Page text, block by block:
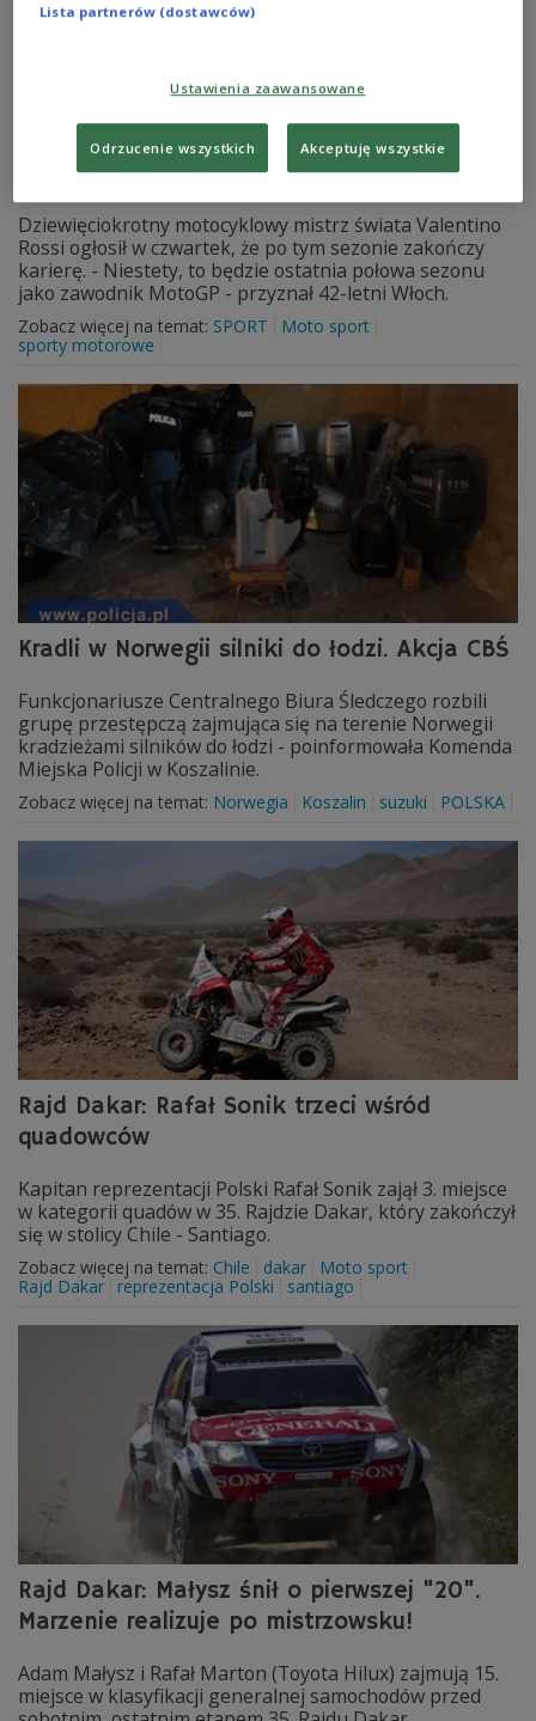
MotoGP: Valentino Rossi mówi "pas". To
ostatni sezon legendy
Dziewięciokrotny motocyklowy mistrz świata Valentino
Rossi ogłosił w czwartek, że po tym sezonie zakończy
karierę. - Niestety, to będzie ostatnia połowa sezonu
jako zawodnik MotoGP - przyznał 42-letni Włoch.
Zobacz więcej na temat: SPORT
Moto sport
sporty motorowe
Kradli w Norwegii silniki do łodzi. Akcja CBŚ
Funkcjonariusze Centralnego Biura Śledczego rozbili
grupę przestępczą zajmująca się na terenie Norwegii
kradzieżami silników do łodzi - poinformowała Komenda
Miejska Policji w Koszalinie.
Zobacz więcej na temat: Norwegia Koszalin suzuki POLSKA
Rajd Dakar: Rafał Sonik trzeci wśród
quadowców
Kapitan reprezentacji Polski Rafał Sonik zajął 3. miejsce
w kategorii quadów w 35. Rajdzie Dakar, który zakończył
się w stolicy Chile - Santiago.
Zobacz więcej na temat: Chile dakar
Moto sport
Rajd Dakar
reprezentacja Polski santiago
Rajd Dakar: Małysz śnił o pierwszej "20".
Marzenie realizuje po mistrzowsku!
Adam Małysz i Rafał Marton (Toyota Hilux) zajmują 15.
miejsce w klasyfikacji generalnej samochodów przed
Lista partnerów (dostawców)
Ustawienia zaawansowane
Odrzucenie wszystkich Akceptuję wszystkie